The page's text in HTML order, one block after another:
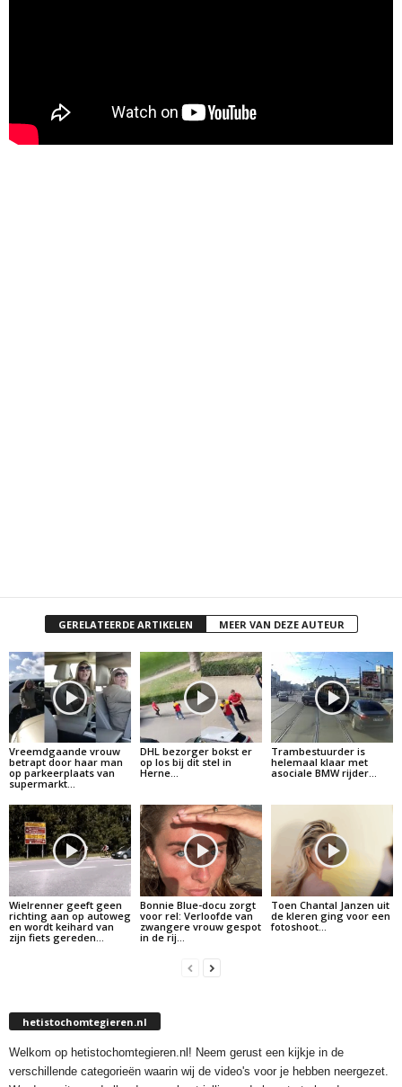
GERELATEERDE ARTIKELEN MEER VAN DEZE AUTEUR
Vreemdgaande vrouw
betrapt door haar man
op parkeerplaats van
supermarkt…
DHL bezorger bokst er
op los bij dit stel in
Herne…
Trambestuurder is
helemaal klaar met
asociale BMW rijder…
Wielrenner geeft geen
richting aan op autoweg
en wordt keihard van
zijn fiets gereden…
Bonnie Blue-docu zorgt
voor rel: Verloofde van
zwangere vrouw gespot
in de rij…
Toen Chantal Janzen uit
de kleren ging voor een
fotoshoot…
hetistochomtegieren.nl
Welkom op hetistochomtegieren.nl! Neem gerust een kijkje in de
verschillende categorieën waarin wij de video's voor je hebben neergezet.